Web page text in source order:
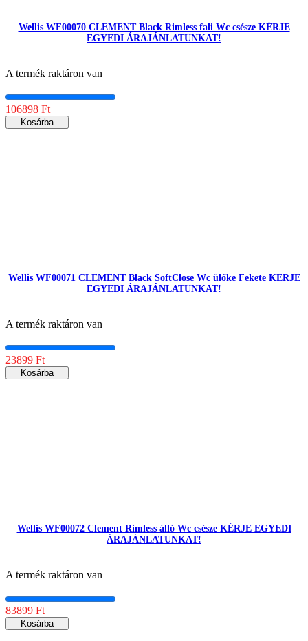
Wellis WF00070 CLEMENT Black Rimless fali Wc csésze KÉRJE
EGYEDI ÁRAJÁNLATUNKAT!
A termék raktáron van
106898 Ft
Kosárba
Wellis WF00071 CLEMENT Black SoftClose Wc ülőke Fekete KÉRJE
EGYEDI ÁRAJÁNLATUNKAT!
A termék raktáron van
23899 Ft
Kosárba
Wellis WF00072 Clement Rimless álló Wc csésze KÉRJE EGYEDI
ÁRAJÁNLATUNKAT!
A termék raktáron van
83899 Ft
Kosárba